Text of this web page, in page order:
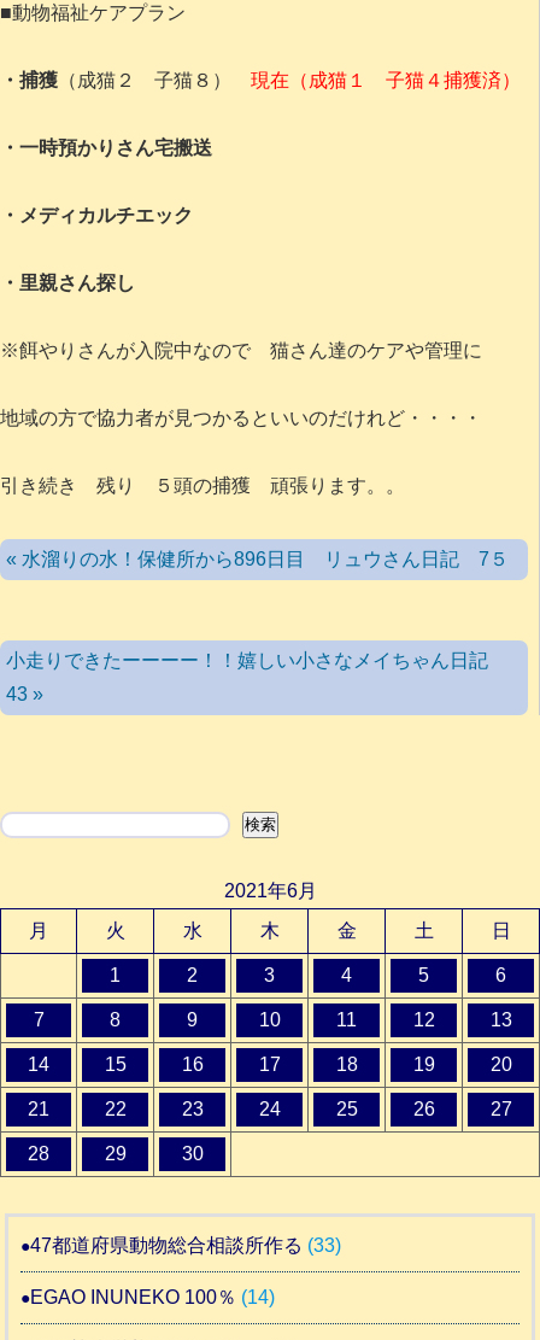
■動物福祉ケアプラン
・捕獲 （成猫２ 子猫８） 現在（成猫１ 子猫４捕獲済）
・一時預かりさん宅搬送
・メディカルチエック
・里親さん探し
※餌やりさんが入院中なので 猫さん達のケアや管理に
地域の方で協力者が見つかるといいのだけれど・・・・
引き続き 残り ５頭の捕獲 頑張ります。。
« 水溜りの水！保健所から896日目 リュウさん日記 7５
小走りできたーーーー！！嬉しい小さなメイちゃん日記
43 »
検索 検索
2021年6月
月
火 水 木 金 土 日
1 2 3 4 5 6
7 8 9 10 11 12 13
14 15 16 17 18 19 20
21 22 23 24 25 26 27
28 29 30
47都道府県動物総合相談所作る (33)
EGAO INUNEKO 100％ (14)